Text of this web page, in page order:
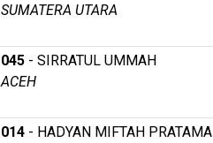
SUMATERA UTARA
045 - SIRRATUL UMMAH
ACEH
014 - HADYAN MIFTAH PRATAMA